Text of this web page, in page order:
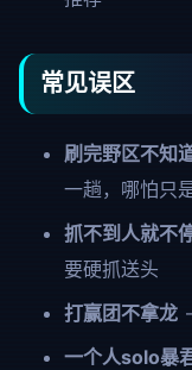
常见误区
刷完野区不知
一趟，哪怕只
抓不到人就不
要硬抓送头
打赢团不拿龙
一个人solo暴